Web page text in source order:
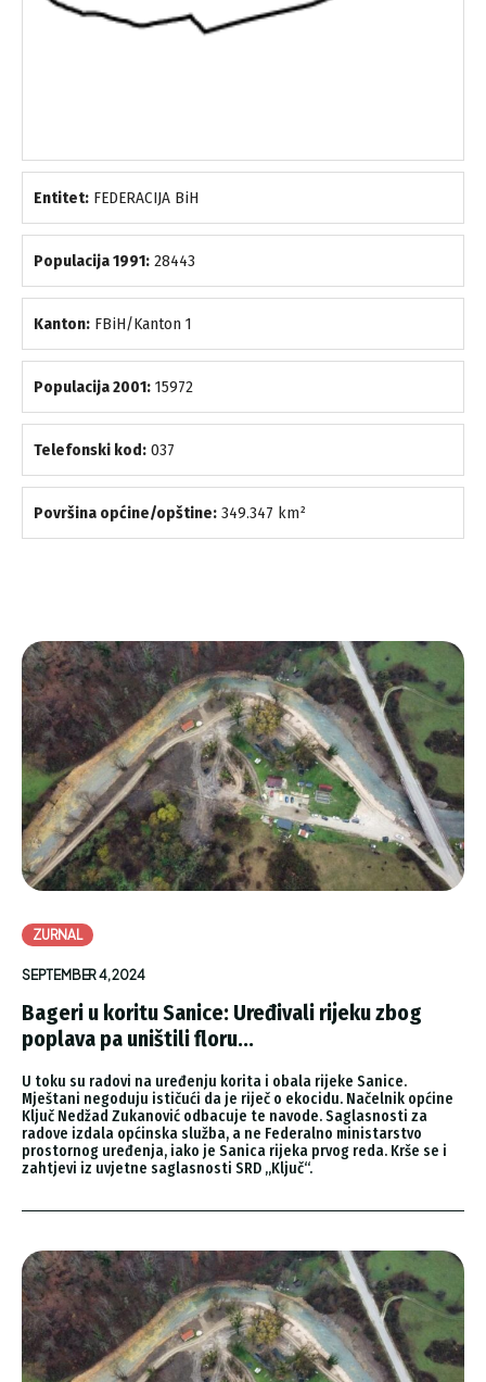
Entitet: FEDERACIJA BiH
Populacija 1991: 28443
Kanton: FBiH/Kanton 1
Populacija 2001: 15972
Telefonski kod: 037
Površina općine/opštine: 349.347 km²
ZURNAL
SEPTEMBER 4, 2024
Bageri u koritu Sanice: Uređivali rijeku zbog
poplava pa uništili floru...
U toku su radovi na uređenju korita i obala rijeke Sanice.
Mještani negoduju ističući da je riječ o ekocidu. Načelnik općine
Ključ Nedžad Zukanović odbacuje te navode. Saglasnosti za
radove izdala općinska služba, a ne Federalno ministarstvo
prostornog uređenja, iako je Sanica rijeka prvog reda. Krše se i
zahtjevi iz uvjetne saglasnosti SRD „Ključ“.